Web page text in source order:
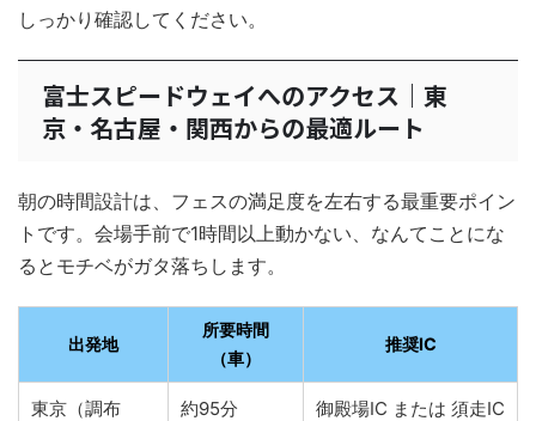
しっかり確認してください。
富士スピードウェイへのアクセス｜東
京・名古屋・関西からの最適ルート
朝の時間設計は、フェスの満足度を左右する最重要ポイン
トです。会場手前で1時間以上動かない、なんてことにな
るとモチベがガタ落ちします。
出発地
所要時間
（車）
推奨IC
東京（調布
約95分 御殿場IC または 須走IC